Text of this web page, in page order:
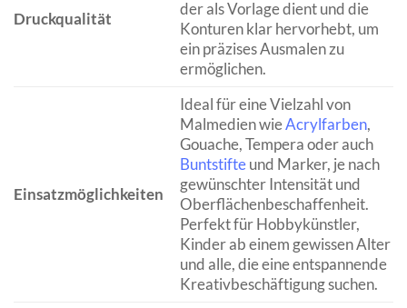
Druckqualität
der als Vorlage dient und die
Konturen klar hervorhebt, um
ein präzises Ausmalen zu
ermöglichen.
Einsatzmöglichkeiten
Ideal für eine Vielzahl von
Malmedien wieAcrylfarben,
Gouache, Tempera oder auch
Buntstifteund Marker, je nach
gewünschter Intensität und
Oberflächenbeschaffenheit.
Perfekt für Hobbykünstler,
Kinder ab einem gewissen Alter
und alle, die eine entspannende
Kreativbeschäftigung suchen.